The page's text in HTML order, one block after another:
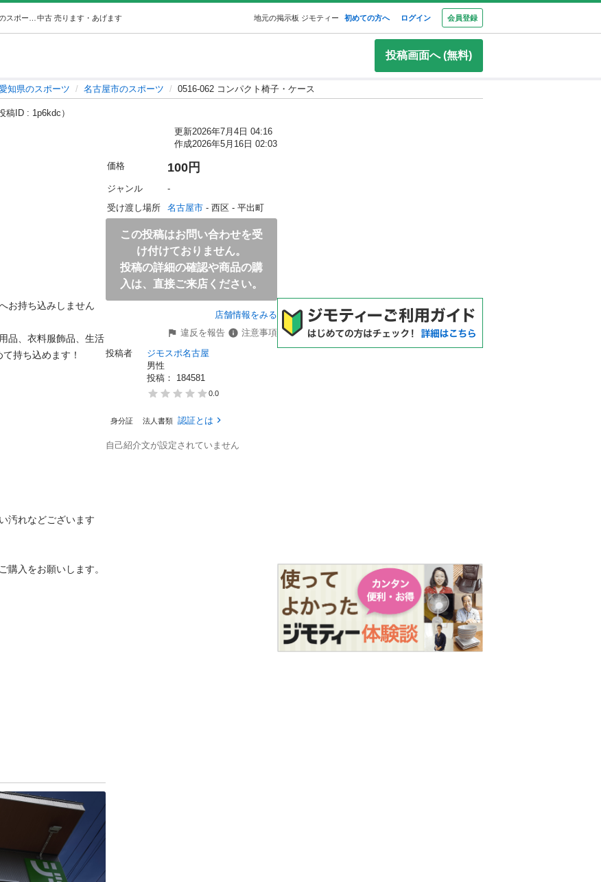
中古 売ります・あげます 地元の掲示板 ジモティー 初めての方へ ログイン 会員登録
投稿画面へ (無料)
知県のスポーツ 名古屋市のスポーツ 0516-062 コンパクト椅子・ケース
稿ID : 1p6kdc）
更新2026年7月4日 04:16
作成2026年5月16日 02:03
お持ち込みしません
品、衣料服飾品、生活
持ち込めます！
汚れなどございます
入をお願いします。
価格 100円
ジャンル
-
受け渡し場所
名古屋市 - 西区 - 平出町
この投稿はお問い合わせを受
け付けておりません。
投稿の詳細の確認や商品の購
入は、直接ご来店ください。
店舗情報をみる
違反を報告
注意事項
投稿者
ジモスポ名古屋
男性
投稿： 184581
0.0
身分証 法人書類 認証とは
自己紹介文が設定されていません